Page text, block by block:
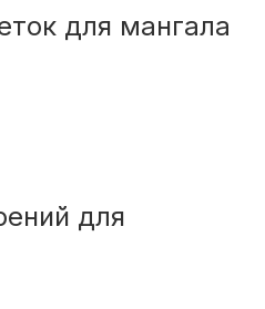
для мангала
для